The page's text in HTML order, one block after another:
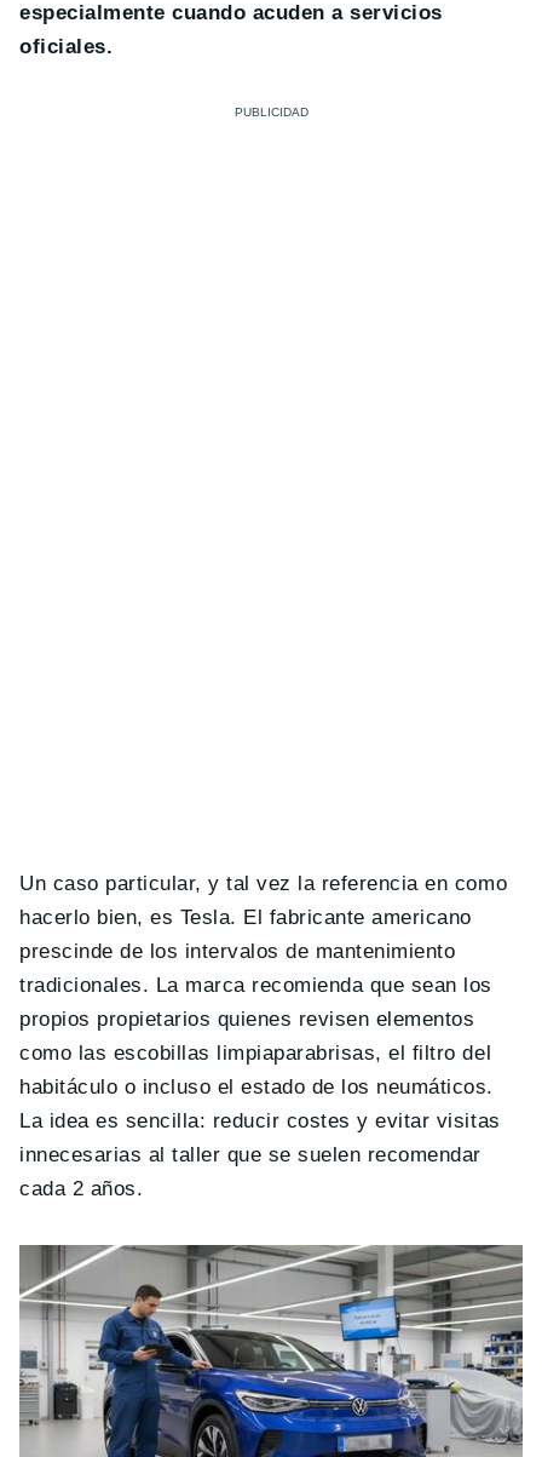
especialmente cuando acuden a servicios
oficiales.
Un caso particular, y tal vez la referencia en como
hacerlo bien, es Tesla. El fabricante americano
prescinde de los intervalos de mantenimiento
tradicionales. La marca recomienda que sean los
propios propietarios quienes revisen elementos
como las escobillas limpiaparabrisas, el filtro del
habitáculo o incluso el estado de los neumáticos.
La idea es sencilla: reducir costes y evitar visitas
innecesarias al taller que se suelen recomendar
cada 2 años.